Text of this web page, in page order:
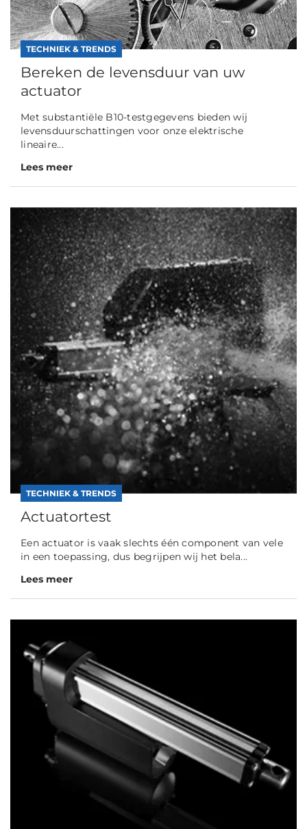
TECHNIEK & TRENDS
Bereken de levensduur van uw
actuator
Met substantiële B10-testgegevens bieden wij
levensduurschattingen voor onze elektrische
lineaire...
Lees meer
TECHNIEK & TRENDS
Actuatortest
Een actuator is vaak slechts één component van vele
in een toepassing, dus begrijpen wij het bela...
Lees meer